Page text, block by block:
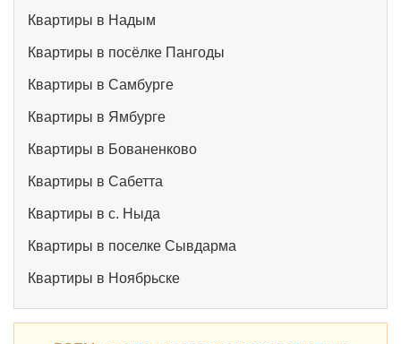
Квартиры в Надым
Квартиры в посёлке Пангоды
Квартиры в Самбурге
Квартиры в Ямбурге
Квартиры в Бованенково
Квартиры в Сабетта
Квартиры в с. Ныда
Квартиры в поселке Сывдарма
Квартиры в Ноябрьске